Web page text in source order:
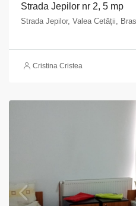
Strada Jepilor nr 2, 5 mp
Cristina Cristea